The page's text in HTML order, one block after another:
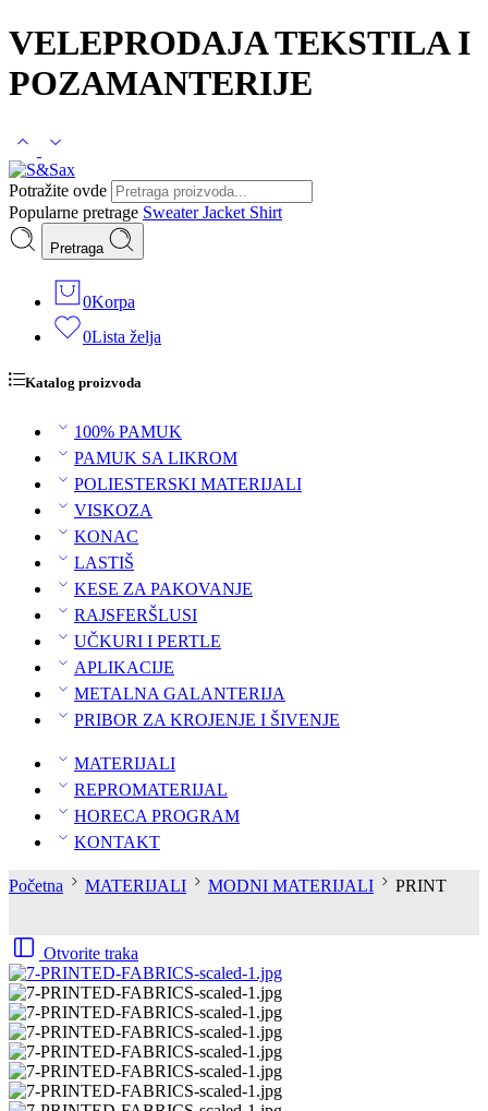
VELEPRODAJA TEKSTILA I
POZAMANTERIJE
Potražite ovde
Popularne pretrage SweaterJacket Shirt
Pretraga
0Korpa
0Lista želja
Katalog proizvoda
100% PAMUK
PAMUK SA LIKROM
POLIESTERSKI MATERIJALI
VISKOZA
KONAC
LASTIŠ
KESE ZA PAKOVANJE
RAJSFERŠLUSI
UČKURI I PERTLE
APLIKACIJE
METALNA GALANTERIJA
PRIBOR ZA KROJENJE I ŠIVENJE
MATERIJALI
REPROMATERIJAL
HORECA PROGRAM
KONTAKT
Početna MATERIJALI MODNI MATERIJALI PRINT
Otvorite traka